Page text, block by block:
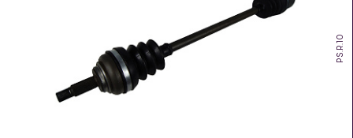
PS.R.10